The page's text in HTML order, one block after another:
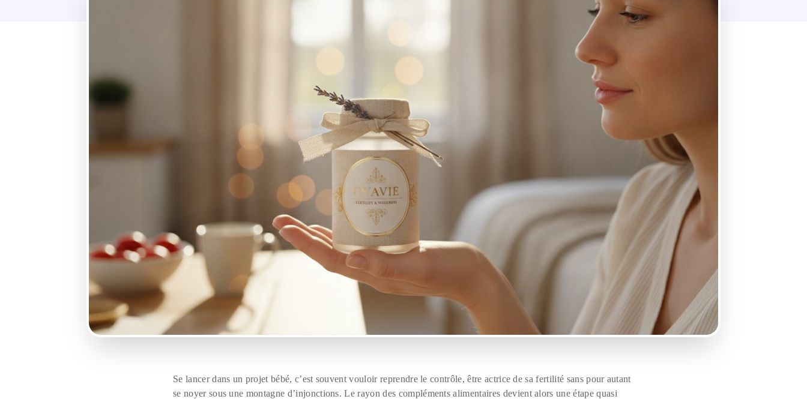
Se lancer dans un projet bébé, c’est souvent vouloir reprendre le contrôle, être actrice de sa fertilité sans pour autant
se noyer sous une montagne d’injonctions. Le rayon des compléments alimentaires devient alors une étape quasi